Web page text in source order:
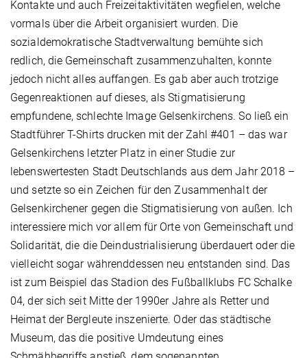
Kontakte und auch Freizeitaktivitäten wegfielen, welche
vormals über die Arbeit organisiert wurden. Die
sozialdemokratische Stadtverwaltung bemühte sich
redlich, die Gemeinschaft zusammenzuhalten, konnte
jedoch nicht alles auffangen. Es gab aber auch trotzige
Gegenreaktionen auf dieses, als Stigmatisierung
empfundene, schlechte Image Gelsenkirchens. So ließ ein
Stadtführer T-Shirts drucken mit der Zahl #401 – das war
Gelsenkirchens letzter Platz in einer Studie zur
lebenswertesten Stadt Deutschlands aus dem Jahr 2018 –
und setzte so ein Zeichen für den Zusammenhalt der
Gelsenkirchener gegen die Stigmatisierung von außen. Ich
interessiere mich vor allem für Orte von Gemeinschaft und
Solidarität, die die Deindustrialisierung überdauert oder die
vielleicht sogar währenddessen neu entstanden sind. Das
ist zum Beispiel das Stadion des Fußballklubs FC Schalke
04, der sich seit Mitte der 1990er Jahre als Retter und
Heimat der Bergleute inszenierte. Oder das städtische
Museum, das die positive Umdeutung eines